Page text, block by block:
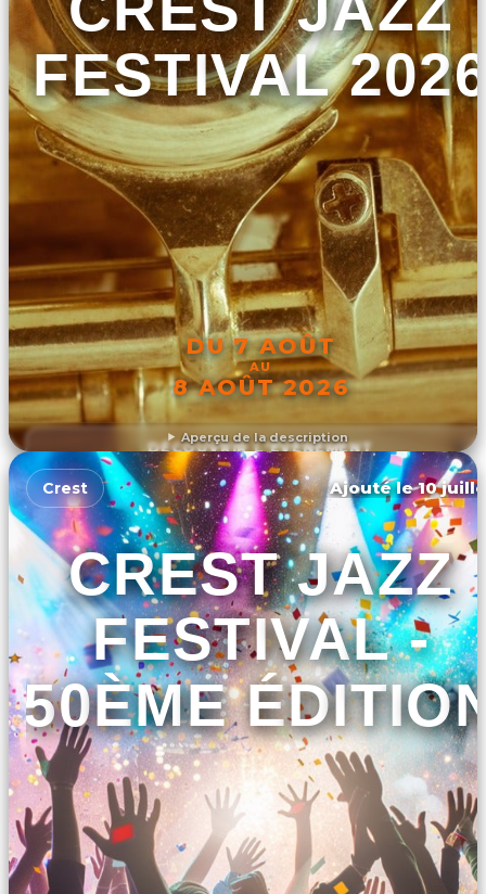
Aperçu de la description
FESTIVAL
DU 7 AOÛT
AU
8 AOÛT 2026
DÉCOUVRIR L'ÉVÉNEMENT
Crest Ajouté le 10
CREST JAZZ
FESTIVAL -
50ÈME